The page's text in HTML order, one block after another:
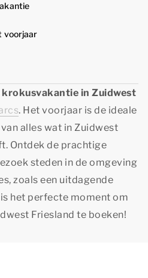
voorjaar
krokusvakantie in Zuidwest
. Het voorjaar is de ideale
alles wat in Zuidwest
Ontdek de prachtige
steden in de omgeving
zoals een uitdagende
het perfecte moment om
Friesland te boeken!